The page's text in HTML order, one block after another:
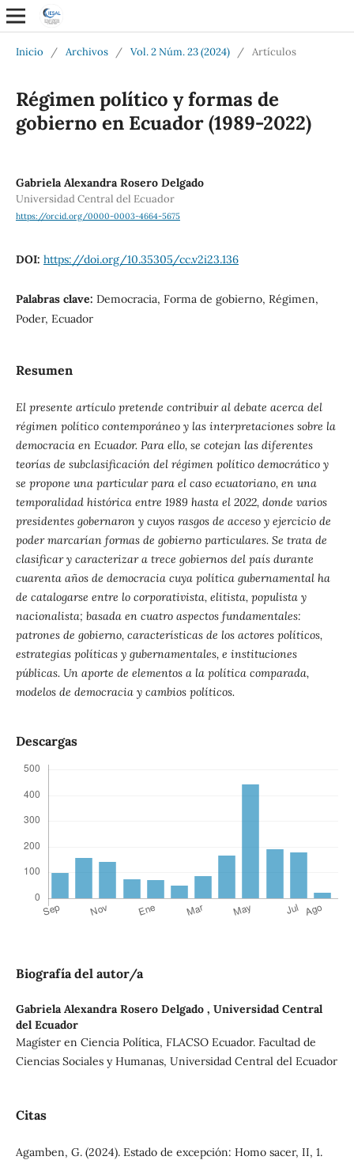
Inicio / Archivos / Vol. 2 Núm. 23 (2024) / Artículos
Régimen político y formas de
gobierno en Ecuador (1989-2022)
Gabriela Alexandra Rosero Delgado
Universidad Central del Ecuador
https://orcid.org/0000-0003-4664-5675
DOI: https://doi.org/10.35305/cc.v2i23.136
Palabras clave: Democracia, Forma de gobierno, Régimen,
Poder, Ecuador
Resumen
El presente artículo pretende contribuir al debate acerca del
régimen político contemporáneo y las interpretaciones sobre la
democracia en Ecuador. Para ello, se cotejan las diferentes
teorías de subclasificación del régimen político democrático y
se propone una particular para el caso ecuatoriano, en una
temporalidad histórica entre 1989 hasta el 2022, donde varios
presidentes gobernaron y cuyos rasgos de acceso y ejercicio de
poder marcarían formas de gobierno particulares. Se trata de
clasificar y caracterizar a trece gobiernos del país durante
cuarenta años de democracia cuya política gubernamental ha
de catalogarse entre lo corporativista, elitista, populista y
nacionalista; basada en cuatro aspectos fundamentales:
patrones de gobierno, características de los actores políticos,
estrategias políticas y gubernamentales, e instituciones
públicas. Un aporte de elementos a la política comparada,
modelos de democracia y cambios políticos.
Descargas
Biografía del autor/a
Gabriela Alexandra Rosero Delgado , Universidad Central
del Ecuador
Magíster en Ciencia Política, FLACSO Ecuador. Facultad de
Ciencias Sociales y Humanas, Universidad Central del Ecuador
Citas
Agamben, G. (2024). Estado de excepción: Homo sacer, II, 1.